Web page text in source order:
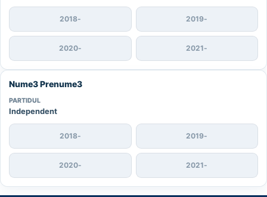
2018- 2019-
2020- 2021-
Nume3 Prenume3
PARTIDUL
Independent
2018- 2019-
2020- 2021-